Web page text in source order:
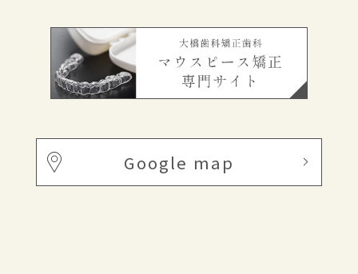
Google map